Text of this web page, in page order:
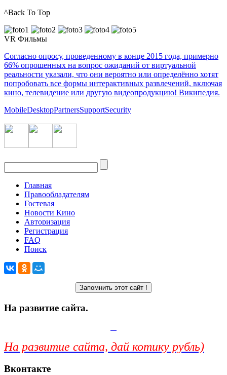
^Back To Top
VR Фильмы
Согласно опросу, проведенному в конце 2015 года, примерно
66% опрошенных на вопрос ожиданий от виртуальной
реальности указали, что они вероятно или определённо хотят
попробовать все формы интерактивных развлечений, включая
кино, телевидение или другую видеопродукцию! Википедия.
MobileDesktopPartnersSupportSecurity
Главная
Правообладателям
Гостевая
Новости Кино
Авторизация
Регистрация
FAQ
Поиск
На развитие сайта.
На развитие сайта, дай котику рубль)
Вконтакте